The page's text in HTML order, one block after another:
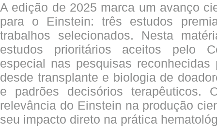
A edição de 2025 marca um avanço
para o Einstein: três estudos
trabalhos selecionados. Nesta
estudos prioritários aceitos pelo
especial nas pesquisas
desde transplante e biologia de
e padrões decisórios terapêuticos.
relevância do Einstein na produção
seu impacto direto na prática